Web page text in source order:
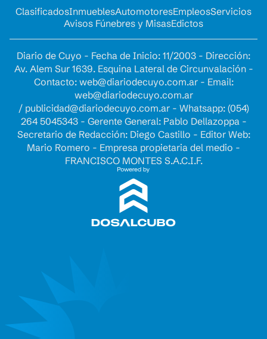
ClasificadosInmueblesAutomotoresEmpleosServicios
Avisos Fúnebres y MisasEdictos
Diario de Cuyo - Fecha de Inicio: 11/2003 - Dirección:
Av. Alem Sur 1639. Esquina Lateral de Circunvalación -
Contacto: web@diariodecuyo.com.ar- Email:
web@diariodecuyo.com.ar
/ publicidad@diariodecuyo.com.ar- Whatsapp: (054)
264 5045343 - Gerente General: Pablo Dellazoppa -
Secretario de Redacción: Diego Castillo - Editor Web:
Mario Romero - Empresa propietaria del medio -
FRANCISCO MONTES S.A.C.I.F.